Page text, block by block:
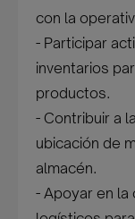
con la
- Participar
inventarios
productos.
- Contribuir a
ubicación de
almacén.
- Apoyar en